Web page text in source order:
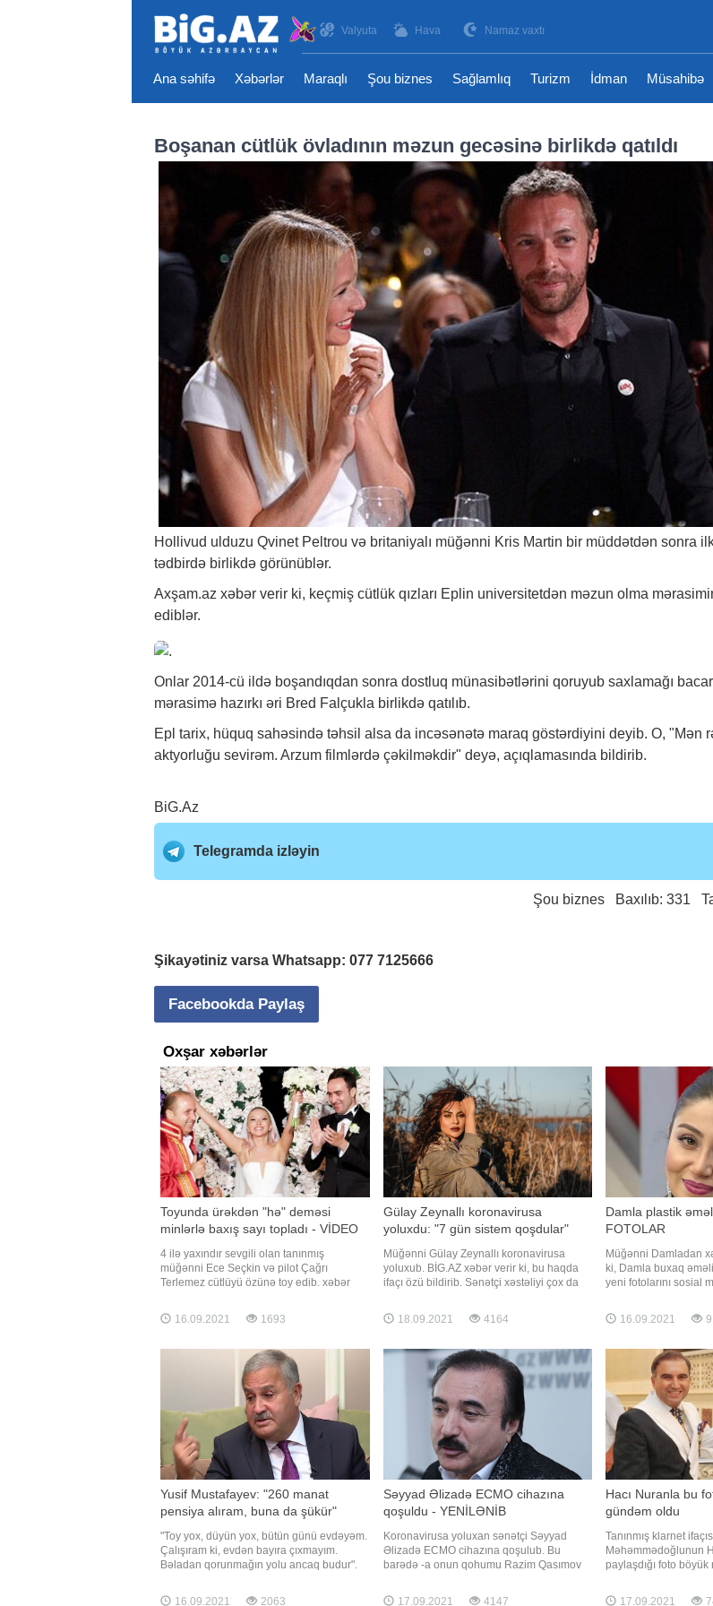
Valyuta Hava Namaz vaxtı
Ana səhifə Xəbərlər Maraqlı Şou biznes Sağlamlıq Turizm İdman Müsahibə
Boşanan cütlük övladının məzun gecəsinə birlikdə qatıldı
Hollivud ulduzu Qvinet Peltrou və britaniyalı müğənni Kris Martin bir müddətdən sonra
tədbirdə birlikdə görünüblər.
Axşam.az xəbər verir ki, keçmiş cütlük qızları Eplin universitetdən məzun olma
ediblər.
Onlar 2014-cü ildə boşandıqdan sonra dostluq münasibətlərini qoruyub saxlamağı
mərasimə hazırkı əri Bred Falçukla birlikdə qatılıb.
Epl tarix, hüquq sahəsində təhsil alsa da incəsənətə maraq göstərdiyini deyib. O, "Mən
aktyorluğu sevirəm. Arzum filmlərdə çəkilməkdir" deyə, açıqlamasında bildirib.
BiG.Az
Telegramda izləyin
Şou biznes Baxılıb: 331
Şikayətiniz varsa Whatsapp: 077 7125666
Facebookda Paylaş
Oxşar xəbərlər
Toyunda ürəkdən "hə" deməsi
minlərlə baxış sayı topladı - VİDEO
4 ilə yaxındır sevgili olan tanınmış
müğənni Ece Seçkin və pilot Çağrı
Terlemez cütlüyü özünə toy edib. xəbər
hesabında bildirib. Seçkinin toyda
geyindiyi iki fərqli gəlinlik böyük marağa
nikah mərasimində "Çağrı Terlemezl
16.09.2021 1693
Gülay Zeynallı koronavirusa
yoluxdu: "7 gün sistem qoşdular"
Müğənni Gülay Zeynallı koronavirusa
yoluxub. BİG.AZ xəbər verir ki, bu haqda
ifaçı özü bildirib. Sənətçi xəstəliyi çox da
sağlığına qovuşduğunu deyib:. "Bəziləri
deyir ki, çoxlu dərmanlar əbul etdim amma
gün davaml
18.09.2021 4164
Damla plastik
FOTOLAR
Müğənni Damladan
ki, Damla buxaq
yeni fotolarını sosial
bəyənərək xoş rəylər
fotoları təqdim edirik:
16.09.2021
Yusif Mustafayev: "260 manat
pensiya alıram, buna da şükür"
"Toy yox, düyün yox, bütün günü evdəyəm.
Çalışıram ki, evdən bayıra çıxmayım.
Bəladan qorunmağın yolu ancaq budur".
Əməkdar artist Yusif Mustafayev deyib.
16.09.2021 2063
Səyyad Əlizadə ECMO cihazına
qoşuldu - YENİLƏNİB
Koronavirusa yoluxan sənətçi Səyyad
Əlizadə ECMO cihazına qoşulub. Bu
barədə -a onun qohumu Razim Qasımov
ağciyərlərinin yalnız 30 faizi çalışır:.
17.09.2021 4147
Hacı Nuranla bu
gündəm oldu
Tanınmış klarnet
Məhəmmədoğlunun
paylaşdığı foto böyük
foto çəkdirərkən
17.09.2021